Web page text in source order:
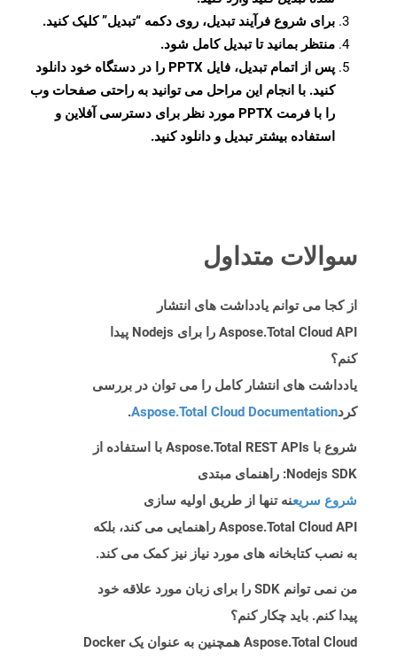
برای شروع فرآیند تبدیل، روی دکمه “تبدیل” کلیک کنید.
منتظر بمانید تا تبدیل کامل شود.
پس از اتمام تبدیل، فایل PPTX را در دستگاه خود دانلود
کنید. با انجام این مراحل می توانید به راحتی صفحات وب
را با فرمت PPTX مورد نظر برای دسترسی آفلاین و
استفاده بیشتر تبدیل و دانلود کنید.
سوالات متداول
از کجا می توانم یادداشت های انتشار
Aspose.Total Cloud API را برای Nodejs پیدا
کنم؟
یادداشت های انتشار کامل را می توان در بررسی
کردAspose.Total Cloud Documentation
.
شروع با Aspose.Total REST APIs با استفاده از
Nodejs SDK: راهنمای مبتدی
شروع سریعنه تنها از طریق اولیه سازی
Aspose.Total Cloud API راهنمایی می کند، بلکه
به نصب کتابخانه های مورد نیاز نیز کمک می کند.
من نمی توانم SDK را برای زبان مورد علاقه خود
پیدا کنم. باید چکار کنم؟
Aspose.Total Cloud همچنین به عنوان یک Docker